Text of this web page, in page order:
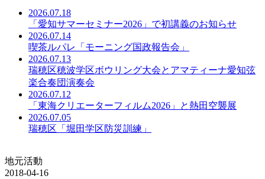
2026.07.18
「愛知サマーセミナー2026」で初講義のお知らせ
2026.07.14
喫茶ルパレ「モーニング国政報告会」
2026.07.13
瑞穂区穂波学区ボウリング大会とアマティーナ愛知弦
楽合奏団演奏会
2026.07.12
「東海クリエーターフィルム2026」と熱田空襲展
2026.07.05
瑞穂区「堀田学区防災訓練」
地元活動
2018-04-16